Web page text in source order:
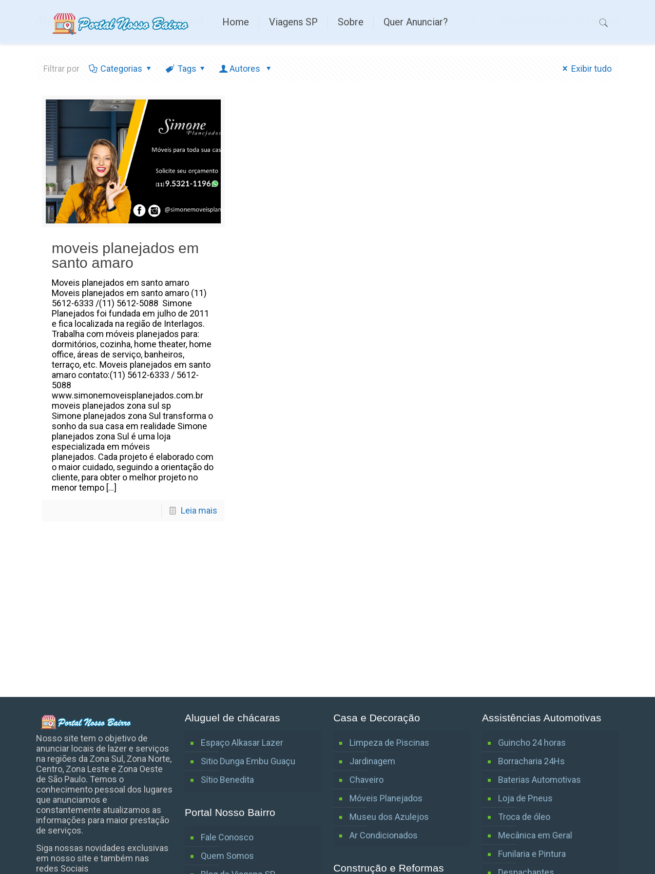
Home Viagens SP Sobre Quer Anunciar?
Moveis planejados sp zona sul Moveis planejados sp zona sul
Filtrar por Categorias Tags Autores Exibir tudo
moveis planejados em
santo amaro
Moveis planejados em santo amaro
Moveis planejados em santo amaro (11)
5612-6333 /(11) 5612-5088 Simone
Planejados foi fundada em julho de 2011
e fica localizada na região de Interlagos.
Trabalha com móveis planejados para:
dormitórios, cozinha, home theater, home
office, áreas de serviço, banheiros,
terraço, etc. Moveis planejados em santo
amaro contato:(11) 5612-6333 / 5612-
5088
www.simonemoveisplanejados.com.br
moveis planejados zona sul sp
Simone planejados zona Sul transforma o
sonho da sua casa em realidade Simone
planejados zona Sul é uma loja
especializada em móveis
planejados. Cada projeto é elaborado com
o maior cuidado, seguindo a orientação do
cliente, para obter o melhor projeto no
menor tempo […]
Leia mais
Nosso site tem o objetivo de
anunciar locais de lazer e serviços
na regiões da Zona Sul, Zona Norte,
Centro, Zona Leste e Zona Oeste
de São Paulo. Temos o
conhecimento pessoal dos lugares
que anunciamos e
constantemente atualizamos as
informações para maior prestação
de serviços.
Siga nossas novidades exclusivas
em nosso site e também nas
redes Sociais
Aluguel de chácaras
Espaço Alkasar Lazer
Sitio Dunga Embu Guaçu
Sítio Benedita
Portal Nosso Bairro
Fale Conosco
Quem Somos
Casa e Decoração
Limpeza de Piscinas
Jardinagem
Chaveiro
Móveis Planejados
Museu dos Azulejos
Ar Condicionados
Construção e Reformas
Assistências Automotivas
Guincho 24 horas
Borracharia 24Hs
Baterias Automotivas
Loja de Pneus
Troca de óleo
Mecânica em Geral
Funilaria e Pintura